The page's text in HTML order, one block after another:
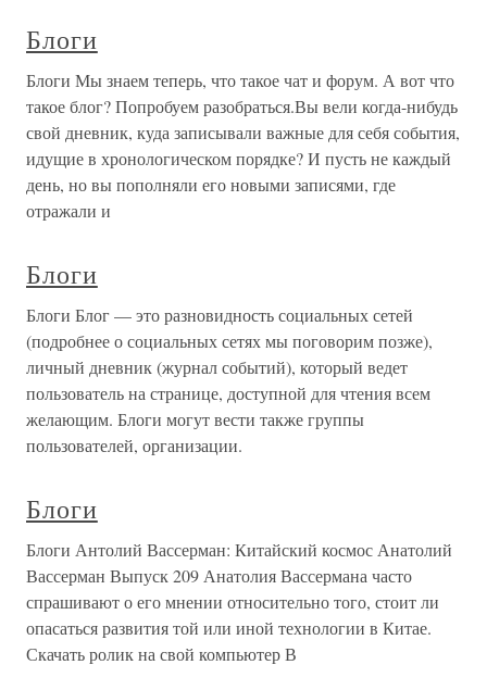
Блоги
Блоги Мы знаем теперь, что такое чат и форум. А вот что
такое блог? Попробуем разобраться.Вы вели когда-нибудь
свой дневник, куда записывали важные для себя события,
идущие в хронологическом порядке? И пусть не каждый
день, но вы пополняли его новыми записями, где
отражали и
Блоги
Блоги Блог — это разновидность социальных сетей
(подробнее о социальных сетях мы поговорим позже),
личный дневник (журнал событий), который ведет
пользователь на странице, доступной для чтения всем
желающим. Блоги могут вести также группы
пользователей, организации.
Блоги
Блоги Антолий Вассерман: Китайский космос Анатолий
Вассерман Выпуск 209 Анатолия Вассермана часто
спрашивают о его мнении относительно того, стоит ли
опасаться развития той или иной технологии в Китае.
Скачать ролик на свой компьютер В